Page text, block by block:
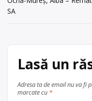
Centru de colectare
metale neferoase
acum 6 ani
în
SA
Lasă un
Adresa ta de email nu va fi
marcate cu *